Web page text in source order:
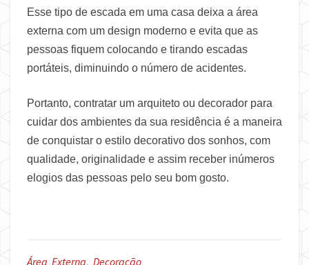
Esse tipo de escada em uma casa deixa a área
externa com um design moderno e evita que as
pessoas fiquem colocando e tirando escadas
portáteis, diminuindo o número de acidentes.
Portanto, contratar um arquiteto ou decorador para
cuidar dos ambientes da sua residência é a maneira
de conquistar o estilo decorativo dos sonhos, com
qualidade, originalidade e assim receber inúmeros
elogios das pessoas pelo seu bom gosto.
Área Externa, Decoração